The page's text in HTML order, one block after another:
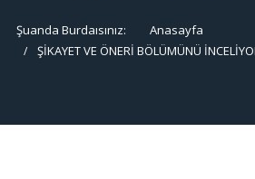
Şuanda Burdaısınız:
Anasayfa
ŞİKAYET VE ÖNERİ BÖLÜMÜNÜ